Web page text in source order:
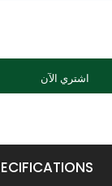
اشتري الآن